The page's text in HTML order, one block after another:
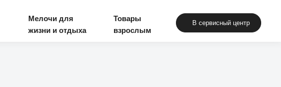
Мелочи для
жизни и отдыха
Товары
взрослым
В сервисный центр